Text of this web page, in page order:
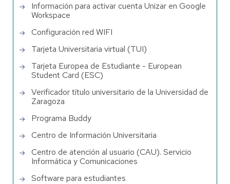
Información para activar cuenta Unizar en Google
Workspace
Configuración red WIFI
Tarjeta Universitaria virtual (TUI)
Tarjeta Europea de Estudiante - European
Student Card (ESC)
Verificador título universitario de la Universidad de
Zaragoza
Programa Buddy
Centro de Información Universitaria
Centro de atención al usuario (CAU). Servicio
Informática y Comunicaciones
Software para estudiantes